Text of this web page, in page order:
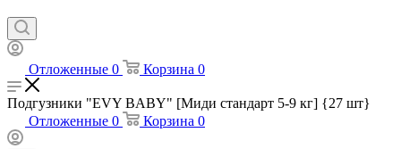
Отложенные 0 Корзина 0
Подгузники "EVY BABY" [Миди стандарт 5-9 кг] {27 шт}
Отложенные 0 Корзина 0